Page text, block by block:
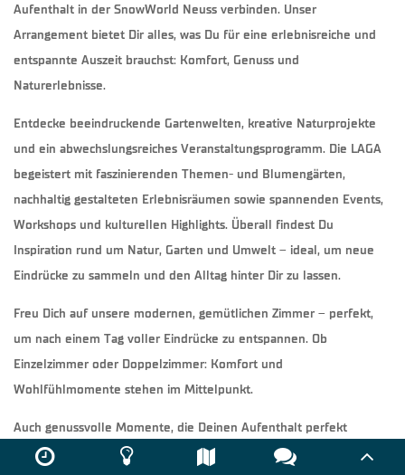
Aufenthalt in der SnowWorld Neuss verbinden. Unser
Arrangement bietet Dir alles, was Du für eine erlebnisreiche und
entspannte Auszeit brauchst: Komfort, Genuss und
Naturerlebnisse.
Entdecke beeindruckende Gartenwelten, kreative Naturprojekte
und ein abwechslungsreiches Veranstaltungsprogramm. Die LAGA
begeistert mit faszinierenden Themen- und Blumengärten,
nachhaltig gestalteten Erlebnisräumen sowie spannenden Events,
Workshops und kulturellen Highlights. Überall findest Du
Inspiration rund um Natur, Garten und Umwelt – ideal, um neue
Eindrücke zu sammeln und den Alltag hinter Dir zu lassen.
Freu Dich auf unsere modernen, gemütlichen Zimmer – perfekt,
um nach einem Tag voller Eindrücke zu entspannen. Ob
Einzelzimmer oder Doppelzimmer: Komfort und
Wohlfühlmomente stehen im Mittelpunkt.
Auch genussvolle Momente, die Deinen Aufenthalt perfekt
abrunden erwarten Dich im Landesgartenschau Arrangement.